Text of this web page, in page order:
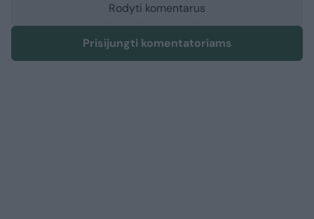
Rodyti komentarus
Prisijungti komentatoriams